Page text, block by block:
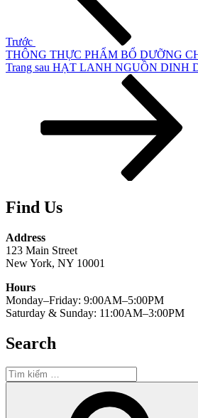
Trước
THÔNG THỰC PHẨM BỔ DƯỠNG
Bài
Trang sau HẠT LANH NGUỒN DINH
Find Us
Address
123 Main Street
New York, NY 10001
Hours
Monday–Friday: 9:00AM–5:00PM
Saturday & Sunday: 11:00AM–3:00PM
Search
Tìm
kiếm: